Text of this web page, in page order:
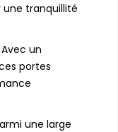
tranquillité
Avec un
portes
une large